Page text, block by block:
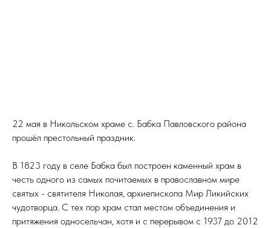
22 мая в Никольском храме с. Бабка Павловского района
прошёл престольный праздник.
В 1823 году в селе Бабка был построен каменный храм в
честь одного из самых почитаемых в православном мире
святых - святителя Николая, архиепископа Мир Ликийских
чудотворца. С тех пор храм стал местом объединения и
притяжения односельчан, хотя и с перерывом с 1937 до 2012